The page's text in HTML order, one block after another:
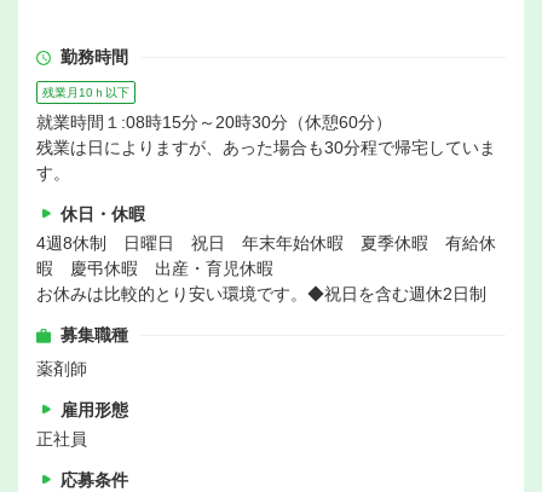
勤務時間
残業月10ｈ以下
就業時間１:08時15分～20時30分（休憩60分）
残業は日によりますが、あった場合も30分程で帰宅していま
す。
休日・休暇
4週8休制 日曜日 祝日 年末年始休暇 夏季休暇 有給休
暇 慶弔休暇 出産・育児休暇
お休みは比較的とり安い環境です。◆祝日を含む週休2日制
募集職種
薬剤師
雇用形態
正社員
応募条件